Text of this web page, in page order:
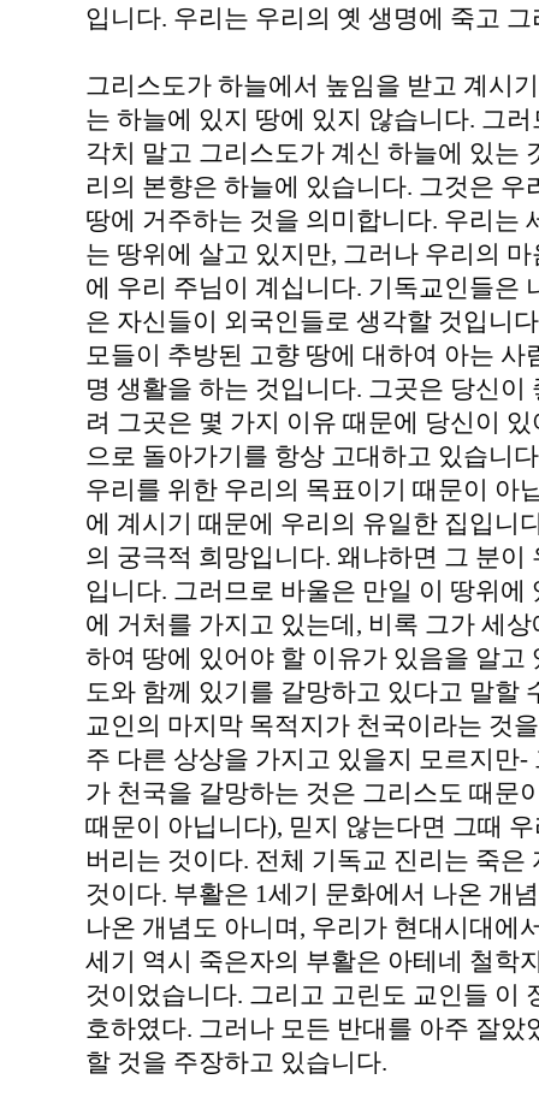
입니다. 우리는 우리의 옛 생명에 죽고
그리스도가 하늘에서 높임을 받고 계시
는 하늘에 있지 땅에 있지 않습니다. 그
각치 말고 그리스도가 계신 하늘에 있는
리의 본향은 하늘에 있습니다. 그것은
땅에 거주하는 것을 의미합니다. 우리는
는 땅위에 살고 있지만, 그러나 우리의
에 우리 주님이 계십니다. 기독교인들은
은 자신들이 외국인들로 생각할 것입니
모들이 추방된 고향 땅에 대하여 아는
명 생활을 하는 것입니다. 그곳은 당신
려 그곳은 몇 가지 이유 때문에 당신이
으로 돌아가기를 항상 고대하고 있습니
우리를 위한 우리의 목표이기 때문이 아
에 계시기 때문에 우리의 유일한 집입니
의 궁극적 희망입니다. 왜냐하면 그 분
입니다. 그러므로 바울은 만일 이 땅위
에 거처를 가지고 있는데, 비록 그가 세
하여 땅에 있어야 할 이유가 있음을 알
도와 함께 있기를 갈망하고 있다고 말할
교인의 마지막 목적지가 천국이라는 것
주 다른 상상을 가지고 있을지 모르지만
가 천국을 갈망하는 것은 그리스도 때문
때문이 아닙니다), 믿지 않는다면 그때
버리는 것이다. 전체 기독교 진리는 죽
것이다. 부활은 1세기 문화에서 나온 개
나온 개념도 아니며, 우리가 현대시대에
세기 역시 죽은자의 부활은 아테네 철학
것이었습니다. 그리고 고린도 교인들 이
호하였다. 그러나 모든 반대를 아주 잘
할 것을 주장하고 있습니다.